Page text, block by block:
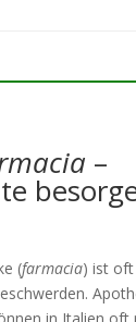
–
(farmacia) ist oft